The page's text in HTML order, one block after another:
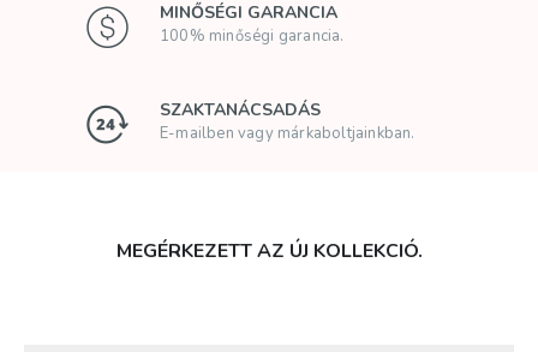
MINŐSÉGI GARANCIA
100% minőségi garancia.
SZAKTANÁCSADÁS
E-mailben vagy márkaboltjainkban.
MEGÉRKEZETT AZ ÚJ KOLLEKCIÓ.